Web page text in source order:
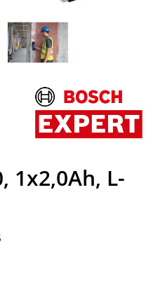
1x2,0Ah, L-